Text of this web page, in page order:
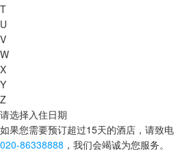
T
U
V
W
X
Y
Z
请选择入住日期
如果您需要预订超过15天的酒店，请致电
020-86338888 ，我们会竭诚为您服务。